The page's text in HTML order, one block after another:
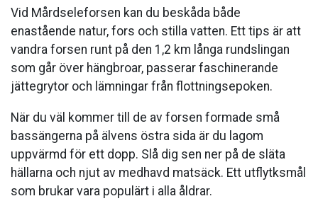
Vid Mårdseleforsen kan du beskåda både
enastående natur, fors och stilla vatten. Ett tips är att
vandra forsen runt på den 1,2 km långa rundslingan
som går över hängbroar, passerar faschinerande
jättegrytor och lämningar från flottningsepoken.
När du väl kommer till de av forsen formade små
bassängerna på älvens östra sida är du lagom
uppvärmd för ett dopp. Slå dig sen ner på de släta
hällarna och njut av medhavd matsäck. Ett utflytksmål
som brukar vara populärt i alla åldrar.